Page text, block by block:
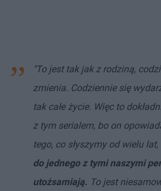
"To jest tak jak z rodziną,
zmienia. Codziennie się
tak całe życie. Więc to
z tym serialem, bo on
tego, co słyszymy od wielu lat,
do jednego z tymi naszymi
utożsamiają. To jest